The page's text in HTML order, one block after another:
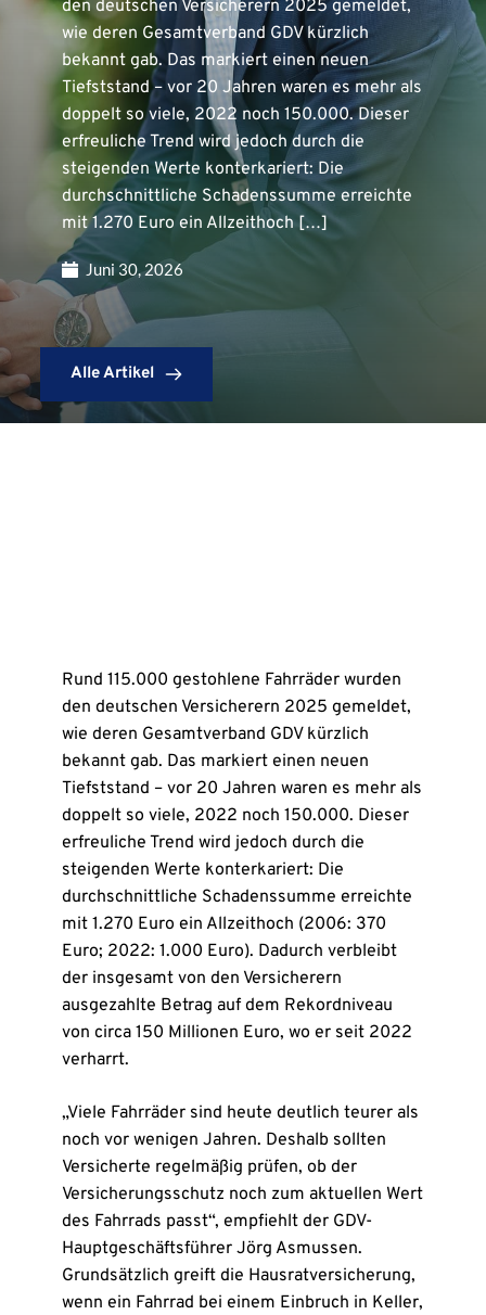
den deutschen Versicherern 2025 gemeldet,
wie deren Gesamtverband GDV kürzlich
bekannt gab. Das markiert einen neuen
Tiefststand – vor 20 Jahren waren es mehr als
doppelt so viele, 2022 noch 150.000. Dieser
erfreuliche Trend wird jedoch durch die
steigenden Werte konterkariert: Die
durchschnittliche Schadenssumme erreichte
mit 1.270 Euro ein Allzeithoch […]
Juni 30, 2026
Alle Artikel
Rund 115.000 gestohlene Fahrräder wurden
den deutschen Versicherern 2025 gemeldet,
wie deren Gesamtverband GDV kürzlich
bekannt gab. Das markiert einen neuen
Tiefststand – vor 20 Jahren waren es mehr als
doppelt so viele, 2022 noch 150.000. Dieser
erfreuliche Trend wird jedoch durch die
steigenden Werte konterkariert: Die
durchschnittliche Schadenssumme erreichte
mit 1.270 Euro ein Allzeithoch (2006: 370
Euro; 2022: 1.000 Euro). Dadurch verbleibt
der insgesamt von den Versicherern
ausgezahlte Betrag auf dem Rekordniveau
von circa 150 Millionen Euro, wo er seit 2022
verharrt.
„Viele Fahrräder sind heute deutlich teurer als
noch vor wenigen Jahren. Deshalb sollten
Versicherte regelmäßig prüfen, ob der
Versicherungsschutz noch zum aktuellen Wert
des Fahrrads passt“, empfiehlt der GDV-
Hauptgeschäftsführer Jörg Asmussen.
Grundsätzlich greift die Hausratversicherung,
wenn ein Fahrrad bei einem Einbruch in Keller,